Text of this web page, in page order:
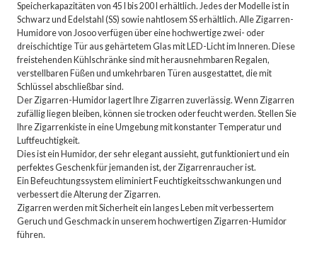
Speicherkapazitäten von 45 l bis 200 l erhältlich. Jedes der Modelle ist in
Schwarz und Edelstahl (SS) sowie nahtlosem SS erhältlich. Alle Zigarren-
Humidore von Josoo verfügen über eine hochwertige zwei- oder
dreischichtige Tür aus gehärtetem Glas mit LED-Licht im Inneren. Diese
freistehenden Kühlschränke sind mit herausnehmbaren Regalen,
verstellbaren Füßen und umkehrbaren Türen ausgestattet, die mit
Schlüssel abschließbar sind.
Der Zigarren-Humidor lagert Ihre Zigarren zuverlässig. Wenn Zigarren
zufällig liegen bleiben, können sie trocken oder feucht werden. Stellen Sie
Ihre Zigarrenkiste in eine Umgebung mit konstanter Temperatur und
Luftfeuchtigkeit.
Dies ist ein Humidor, der sehr elegant aussieht, gut funktioniert und ein
perfektes Geschenk für jemanden ist, der Zigarrenraucher ist.
Ein Befeuchtungssystem eliminiert Feuchtigkeitsschwankungen und
verbessert die Alterung der Zigarren.
Zigarren werden mit Sicherheit ein langes Leben mit verbessertem
Geruch und Geschmack in unserem hochwertigen Zigarren-Humidor
führen.